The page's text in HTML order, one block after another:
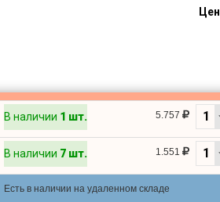
В наличии 1 шт. 5.757
В наличии 7 шт. 1.551
Есть в наличии на удаленном складе